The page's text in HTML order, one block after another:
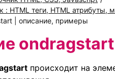
: HTML теги, HTML атрибуты,
| описание, примеры
ondragstart
происходит на